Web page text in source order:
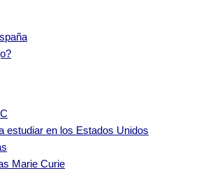
estudiar en los Estados Unidos
Marie Curie